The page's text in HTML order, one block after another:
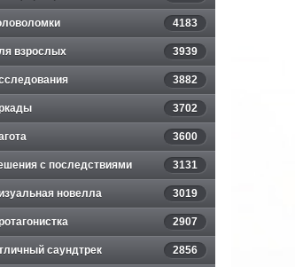
4183
взрослых 3939
3882
3702
3600
с последствиями 3131
новелла 3019
2907
саундтрек 2856